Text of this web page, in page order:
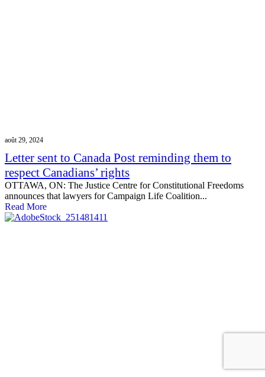
août 29, 2024
Letter sent to Canada Post reminding them to
respect Canadians’ rights
OTTAWA, ON: The Justice Centre for Constitutional Freedoms
announces that lawyers for Campaign Life Coalition...
Read More